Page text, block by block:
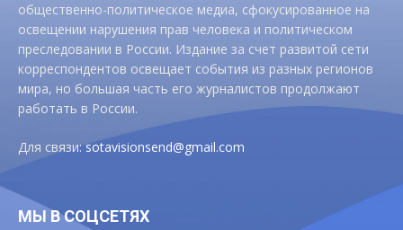
общественно-политическое медиа, сфокусированное на
освещении нарушения прав человека и политическом
преследовании в России. Издание за счет развитой сети
корреспондентов освещает события из разных регионов
мира, но большая часть его журналистов продолжают
работать в России.
Для связи:sotavisionsend@gmail.com
МЫ В СОЦСЕТЯХ